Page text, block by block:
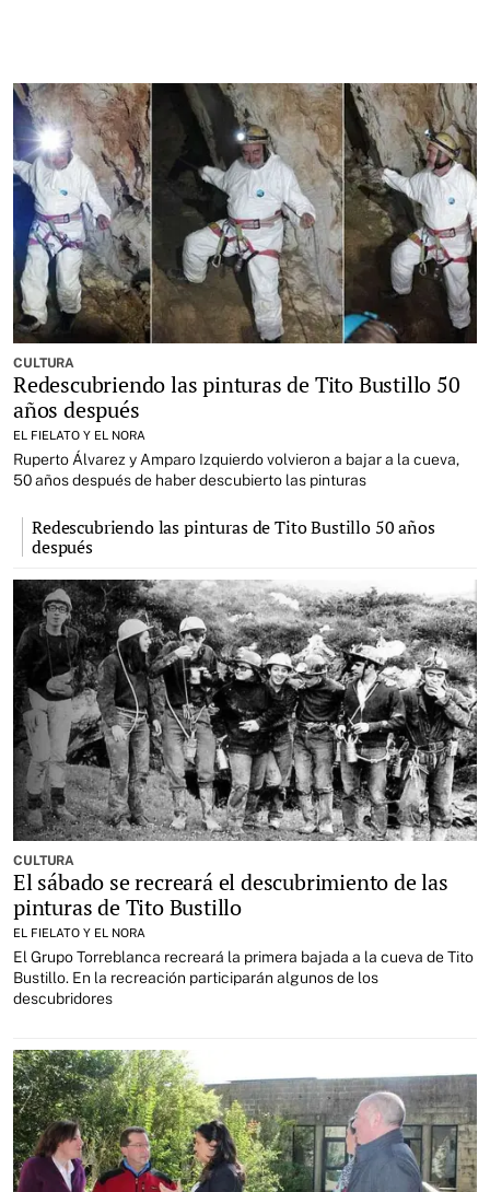
CULTURA
Redescubriendo las pinturas de Tito Bustillo 50
años después
EL FIELATO Y EL NORA
Ruperto Álvarez y Amparo Izquierdo volvieron a bajar a la cueva,
50 años después de haber descubierto las pinturas
Redescubriendo las pinturas de Tito Bustillo 50 años
después
CULTURA
El sábado se recreará el descubrimiento de las
pinturas de Tito Bustillo
EL FIELATO Y EL NORA
El Grupo Torreblanca recreará la primera bajada a la cueva de Tito
Bustillo. En la recreación participarán algunos de los
descubridores